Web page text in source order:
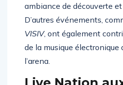
puristes que les nouveaux
ambiance de découverte et
D’autres événements,
VISIV , ont également
de la musique électronique